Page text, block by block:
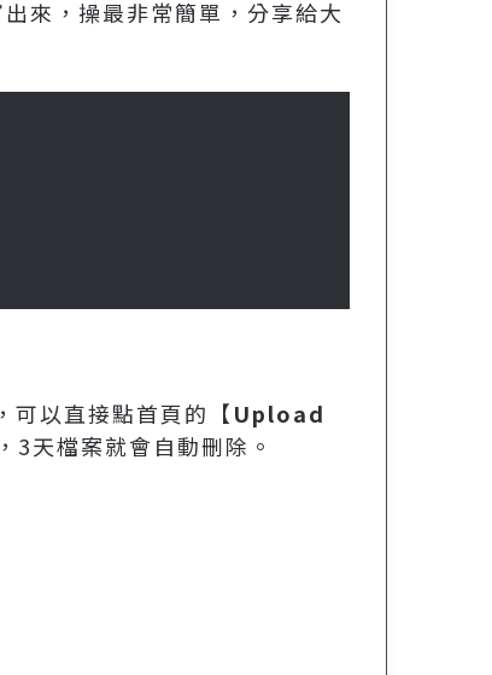
來，操最非常簡單，分享給大
可以直接點首頁的【Upload
3天檔案就會自動刪除。